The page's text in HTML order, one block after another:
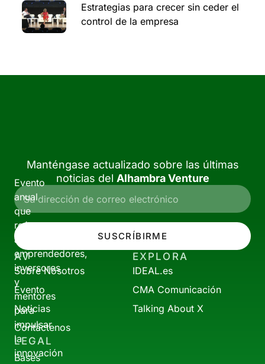
Estrategias para crecer sin ceder el
control de la empresa
Evento
anual
que
reúne
a
emprendedores,
inversores
y
mentores
para
impulsar
la
innovación
Manténgase actualizado sobre las últimas
noticias del Alhambra Venture
SUSCRÍBIRME
AV
Sobre Nosotros
Evento
Noticias
Contáctenos
EXPLORA
IDEAL.es
CMA Comunicación
Talking About X
LEGAL
Bases